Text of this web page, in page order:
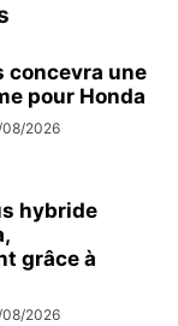
concevra une
pour Honda
2026
hybride
grâce à
2026